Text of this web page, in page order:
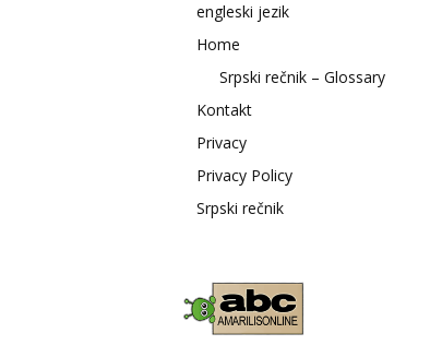
engleski jezik
Home
Srpski rečnik – Glossary
Kontakt
Privacy
Privacy Policy
Srpski rečnik